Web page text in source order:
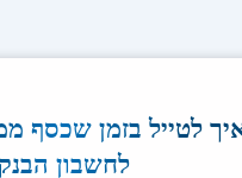
לטייל בזמן שכסף
לחשבון הבנק